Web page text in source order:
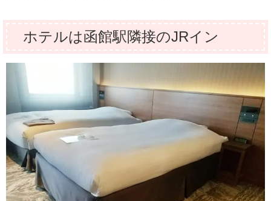
ホテルは函館駅隣接のJRイン